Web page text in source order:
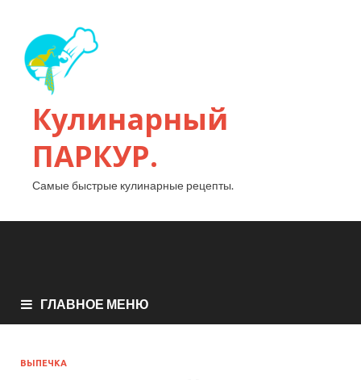
Кулинарный
ПАРКУР.
Самые быстрые кулинарные рецепты.
ГЛАВНОЕ МЕНЮ
ВЫПЕЧКА